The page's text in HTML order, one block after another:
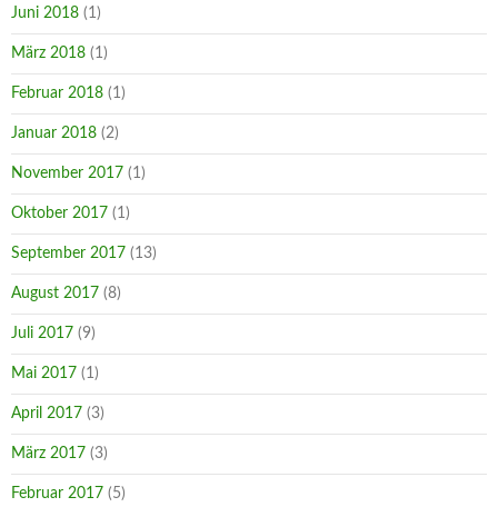
Juni 2018 (1)
März 2018 (1)
Februar 2018 (1)
Januar 2018 (2)
November 2017 (1)
Oktober 2017 (1)
September 2017 (13)
August 2017 (8)
Juli 2017 (9)
Mai 2017 (1)
April 2017 (3)
März 2017 (3)
Februar 2017 (5)